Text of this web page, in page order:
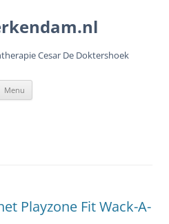
Cesar De Doktershoek
Menu
Playzone Fit Wack-A-